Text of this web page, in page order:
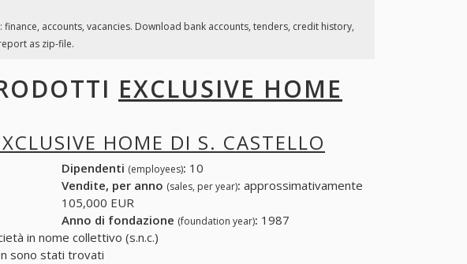
finance, accounts, vacancies. Download bank accounts, tenders, credit history,
as zip-file.
EXCLUSIVE HOME
HOME DI S. CASTELLO
Dipendenti (employees): 10
Vendite, per anno (sales, per year): approssimativamente
105,000 EUR
Anno di fondazione (foundation year): 1987
in nome collettivo (s.n.c.)
sono stati trovati